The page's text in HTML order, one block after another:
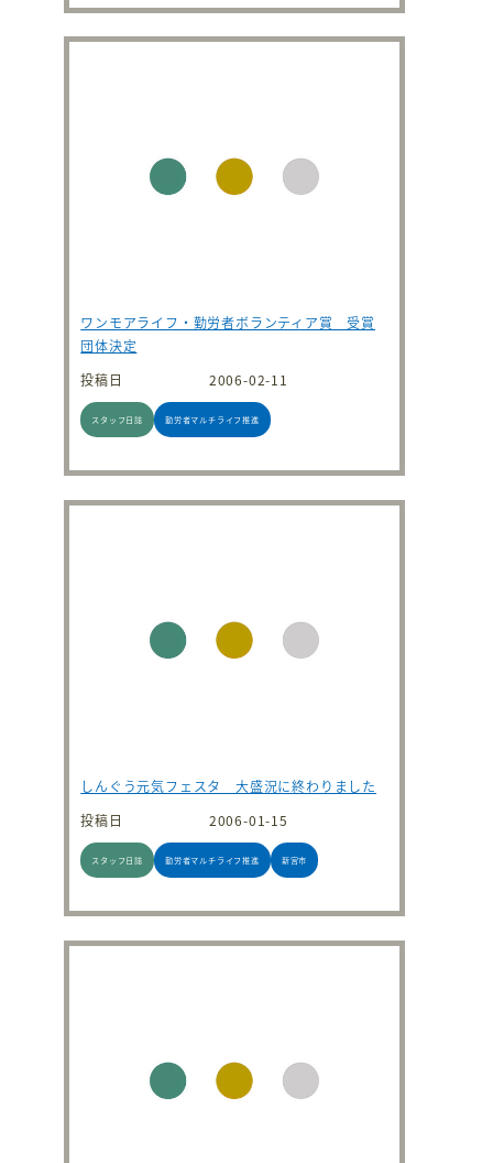
ワンモアライフ・勤労者ボランティア賞 受賞
団体決定
投稿日
2006-02-11
スタッフ日誌 勤労者マルチライフ推進
しんぐう元気フェスタ 大盛況に終わりました
投稿日
2006-01-15
スタッフ日誌 勤労者マルチライフ推進 新宮市